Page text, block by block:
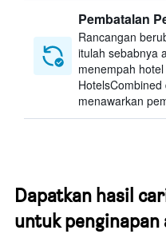
Pembatalan
Rancangan
itulah sebabnya
menempah
menawarkan
Dapatkan hasil
untuk